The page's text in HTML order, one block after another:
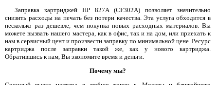
Заправка картриджей HP 827A (CF302A) позволяет значительно
снизить расходы на печать без потери качества. Эта услуга обходится в
несколько раз дешевле, чем покупка новых расходных материалов. Вы
можете вызвать нашего мастера, как в офис, так и на дом, или приехать к
нам в сервисный цент и произвести заправку по минимальной цене. Ресурс
картриджа после заправки такой же, как у нового картриджа.
Обратившись к нам, Вы экономите время и деньги.
Почему мы?